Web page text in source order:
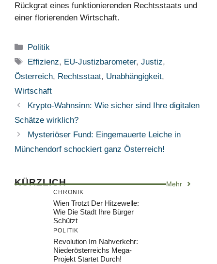
Rückgrat eines funktionierenden Rechtsstaats und
einer florierenden Wirtschaft.
Kategorien
Politik
Schlagwörter
Effizienz, EU-Justizbarometer,Justiz,
Österreich, Rechtsstaat, Unabhängigkeit,
Wirtschaft
Krypto-Wahnsinn: Wie sicher sind Ihre digitalen
Schätze wirklich?
Mysteriöser Fund: Eingemauerte Leiche in
Münchendorf schockiert ganz Österreich!
KÜRZLICH Mehr
CHRONIK
Wien Trotzt Der Hitzewelle:
Wie Die Stadt Ihre Bürger
Schützt
POLITIK
Revolution Im Nahverkehr:
Niederösterreichs Mega-
Projekt Startet Durch!